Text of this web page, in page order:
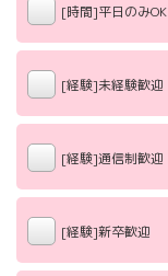
[時間]平日のみOK
[経験]未経験歓迎
[経験]通信制歓迎
[経験]新卒歓迎